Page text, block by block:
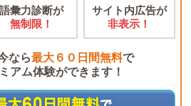
語彙力診断が
無制限！
サイト内広告が
非表示！
なら最大６０日間無料で
アム体験ができます！